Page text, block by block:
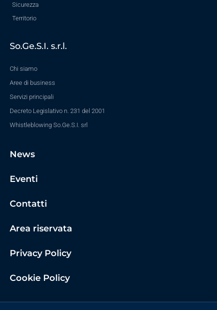
Sicurezza
Territorio
So.Ge.S.I. s.r.l.
Chi siamo
Aree di business
Servizi principali
Decreto Legislativo n. 231 del 2001
Whistleblowing So.Ge.S.I. srl
News
Eventi
Contatti
Area riservata
Privacy Policy
Cookie Policy